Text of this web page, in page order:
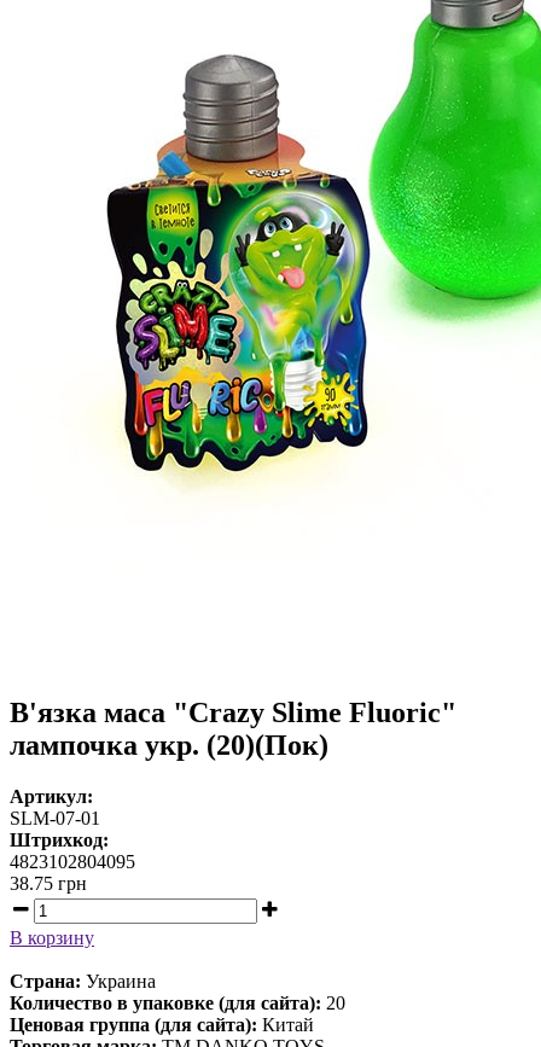
В'язка маса "Crazy Slime Fluoric"
лампочка укр. (20)(Пок)
Артикул:
SLM-07-01
Штрихкод:
4823102804095
38.75 грн
В корзину
Страна: Украина
Количество в упаковке (для сайта): 20
Ценовая группа (для сайта): Китай